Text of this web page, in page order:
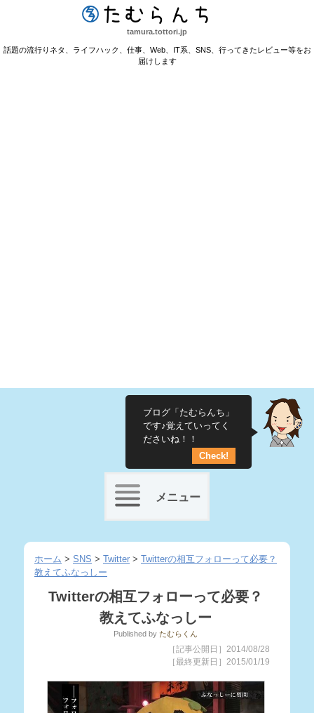
たむらんち
tamura.tottori.jp
話題の流行りネタ、ライフハック、仕事、Web、IT系、SNS、行ってきたレビュー等をお
届けします
ブログ「たむらんち」
です♪覚えていってく
ださいね！！
Check!
メニュー
Skip
to
ホーム > SNS > Twitter > Twitterの相互フォローって必要？
教えてふなっしー
Twitterの相互フォローって必要？
教えてふなっしー
Published by たむらくん
［記事公開日］2014/08/28
［最終更新日］2015/01/19